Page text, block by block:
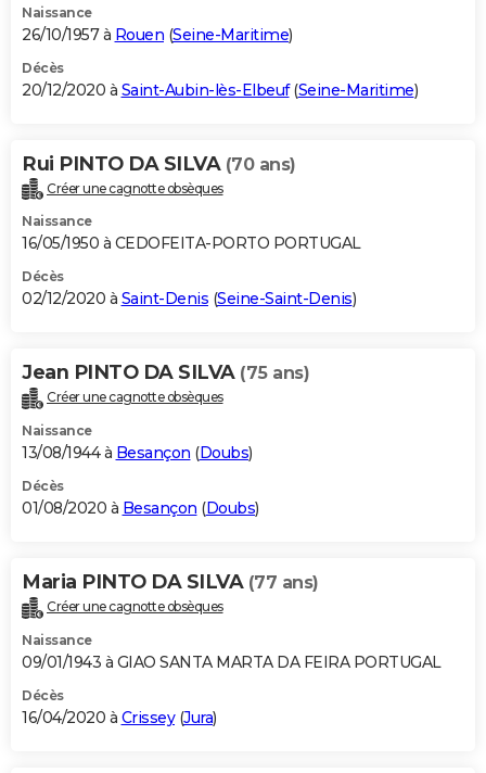
Naissance
26/10/1957 à Rouen (Seine-Maritime)
Décès
20/12/2020 à Saint-Aubin-lès-Elbeuf(Seine-Maritime)
Rui PINTO DA SILVA (70 ans)
Créer une cagnotte obsèques
Naissance
16/05/1950 à CEDOFEITA-PORTO PORTUGAL
Décès
02/12/2020 à Saint-Denis (Seine-Saint-Denis)
Jean PINTO DA SILVA (75 ans)
Créer une cagnotte obsèques
Naissance
13/08/1944 à Besançon (Doubs)
Décès
01/08/2020 à Besançon (Doubs)
Maria PINTO DA SILVA (77 ans)
Créer une cagnotte obsèques
Naissance
09/01/1943 à GIAO SANTA MARTA DA FEIRA PORTUGAL
Décès
16/04/2020 à Crissey(Jura)